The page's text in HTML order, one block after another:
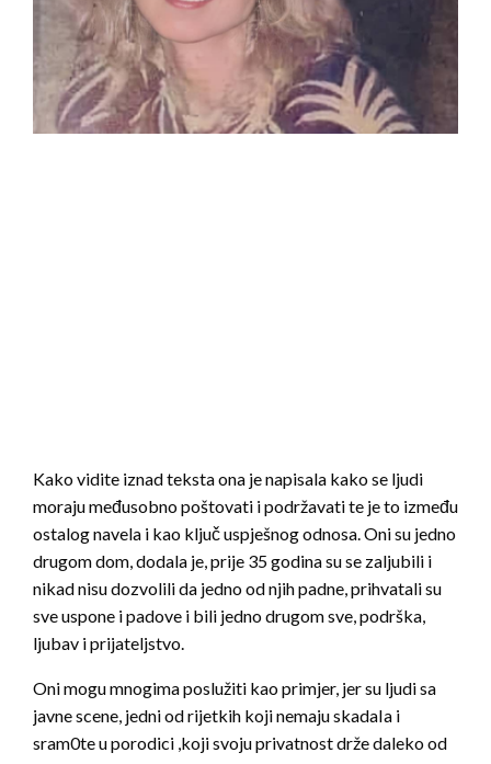
Kako vidite iznad teksta ona je napisala kako se ljudi
moraju međusobno poštovati i podržavati te je to između
ostalog navela i kao ključ uspješnog odnosa. Oni su jedno
drugom dom, dodala je, prije 35 godina su se zaljubili i
nikad nisu dozvolili da jedno od njih padne, prihvatali su
sve uspone i padove i bili jedno drugom sve, podrška,
ljubav i prijateljstvo.
Oni mogu mnogima poslužiti kao primjer, jer su ljudi sa
javne scene, jedni od rijetkih koji nemaju skadaIa i
sram0te u porodici ,koji svoju privatnost drže daleko od